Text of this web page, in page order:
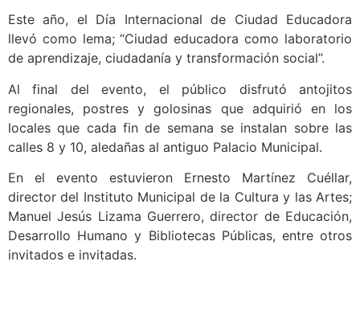
Este año, el Día Internacional de Ciudad Educadora
llevó como lema; “Ciudad educadora como laboratorio
de aprendizaje, ciudadanía y transformación social”.
Al final del evento, el público disfrutó antojitos
regionales, postres y golosinas que adquirió en los
locales que cada fin de semana se instalan sobre las
calles 8 y 10, aledañas al antiguo Palacio Municipal.
En el evento estuvieron Ernesto Martínez Cuéllar,
director del Instituto Municipal de la Cultura y las Artes;
Manuel Jesús Lizama Guerrero, director de Educación,
Desarrollo Humano y Bibliotecas Públicas, entre otros
invitados e invitadas.